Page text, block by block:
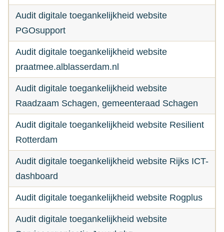
Audit digitale toegankelijkheid website
PGOsupport
Audit digitale toegankelijkheid website
praatmee.alblasserdam.nl
Audit digitale toegankelijkheid website
Raadzaam Schagen, gemeenteraad Schagen
Audit digitale toegankelijkheid website Resilient
Rotterdam
Audit digitale toegankelijkheid website Rijks ICT-
dashboard
Audit digitale toegankelijkheid website Rogplus
Audit digitale toegankelijkheid website